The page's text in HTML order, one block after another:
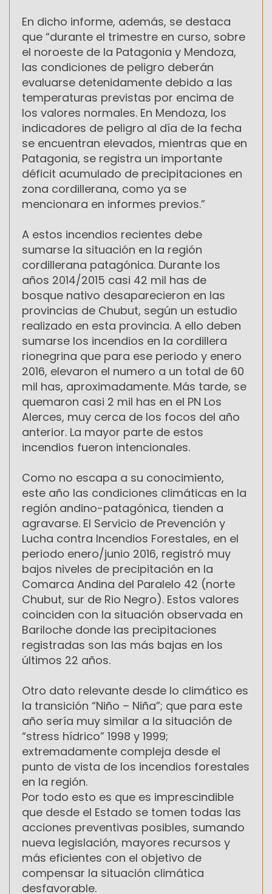
En dicho informe, además, se destaca
que “durante el trimestre en curso, sobre
el noroeste de la Patagonia y Mendoza,
las condiciones de peligro deberán
evaluarse detenidamente debido a las
temperaturas previstas por encima de
los valores normales. En Mendoza, los
indicadores de peligro al día de la fecha
se encuentran elevados, mientras que en
Patagonia, se registra un importante
déficit acumulado de precipitaciones en
zona cordillerana, como ya se
mencionara en informes previos.”
A estos incendios recientes debe
sumarse la situación en la región
cordillerana patagónica. Durante los
años 2014/2015 casi 42 mil has de
bosque nativo desaparecieron en las
provincias de Chubut, según un estudio
realizado en esta provincia. A ello deben
sumarse los incendios en la cordillera
rionegrina que para ese periodo y enero
2016, elevaron el numero a un total de 60
mil has, aproximadamente. Más tarde, se
quemaron casi 2 mil has en el PN Los
Alerces, muy cerca de los focos del año
anterior. La mayor parte de estos
incendios fueron intencionales.
Como no escapa a su conocimiento,
este año las condiciones climáticas en la
región andino-patagónica, tienden a
agravarse. El Servicio de Prevención y
Lucha contra Incendios Forestales, en el
periodo enero/junio 2016, registró muy
bajos niveles de precipitación en la
Comarca Andina del Paralelo 42 (norte
Chubut, sur de Rio Negro). Estos valores
coinciden con la situación observada en
Bariloche donde las precipitaciones
registradas son las más bajas en los
últimos 22 años.
Otro dato relevante desde lo climático es
la transición “Niño – Niña”; que para este
año sería muy similar a la situación de
“stress hídrico” 1998 y 1999;
extremadamente compleja desde el
punto de vista de los incendios forestales
en la región.
Por todo esto es que es imprescindible
que desde el Estado se tomen todas las
acciones preventivas posibles, sumando
nueva legislación, mayores recursos y
más eficientes con el objetivo de
compensar la situación climática
desfavorable.